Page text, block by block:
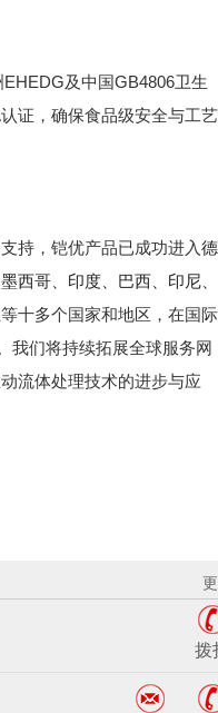
EHEDG及中国GB4806卫生
证，确保食品级安全与工艺
持，铠优产品已成功进入德
西哥、印度、巴西、印尼、
等十多个国家和地区，在国际
我们将持续拓展全球服务网
流体处理技术的进步与应
拨